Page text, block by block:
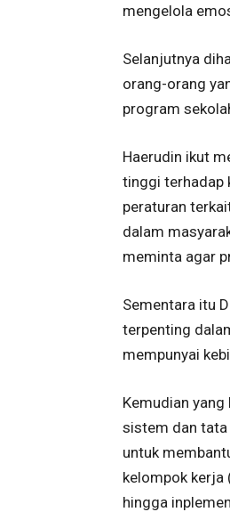
mengelola
Selanjutnya
orang-orang
program
Haerudin ikut
tinggi terhadap
peraturan
dalam
meminta agar
Sementara itu
terpenting
mempunyai
Kemudian
sistem dan tata
untuk
kelompok kerja
hingga